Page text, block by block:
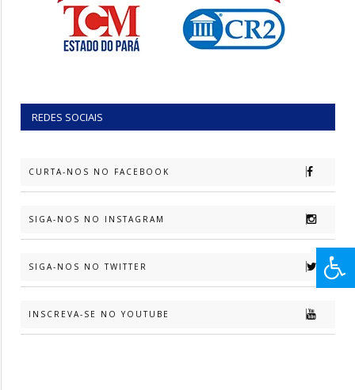
REDES SOCIAIS
CURTA-NOS NO FACEBOOK
SIGA-NOS NO INSTAGRAM
SIGA-NOS NO TWITTER
INSCREVA-SE NO YOUTUBE